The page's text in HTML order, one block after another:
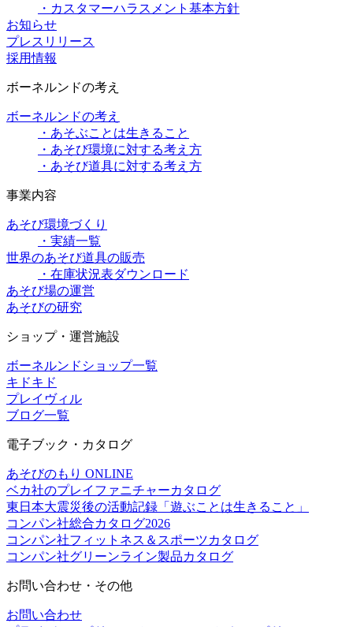
・カスタマーハラスメント基本方針
お知らせ
プレスリリース
採用情報
ボーネルンドの考え
ボーネルンドの考え
・あそぶことは生きること
・あそび環境に対する考え方
・あそび道具に対する考え方
事業内容
あそび環境づくり
・実績一覧
世界のあそび道具の販売
・在庫状況表ダウンロード
あそび場の運営
あそびの研究
ショップ・運営施設
ボーネルンドショップ一覧
キドキド
プレイヴィル
ブログ一覧
電子ブック・カタログ
あそびのもり ONLINE
ベカ社のプレイファニチャーカタログ
東日本大震災後の活動記録「遊ぶことは生きること」
コンパン社総合カタログ2026
コンパン社フィットネス＆スポーツカタログ
コンパン社グリーンライン製品カタログ
お問い合わせ・その他
お問い合わせ